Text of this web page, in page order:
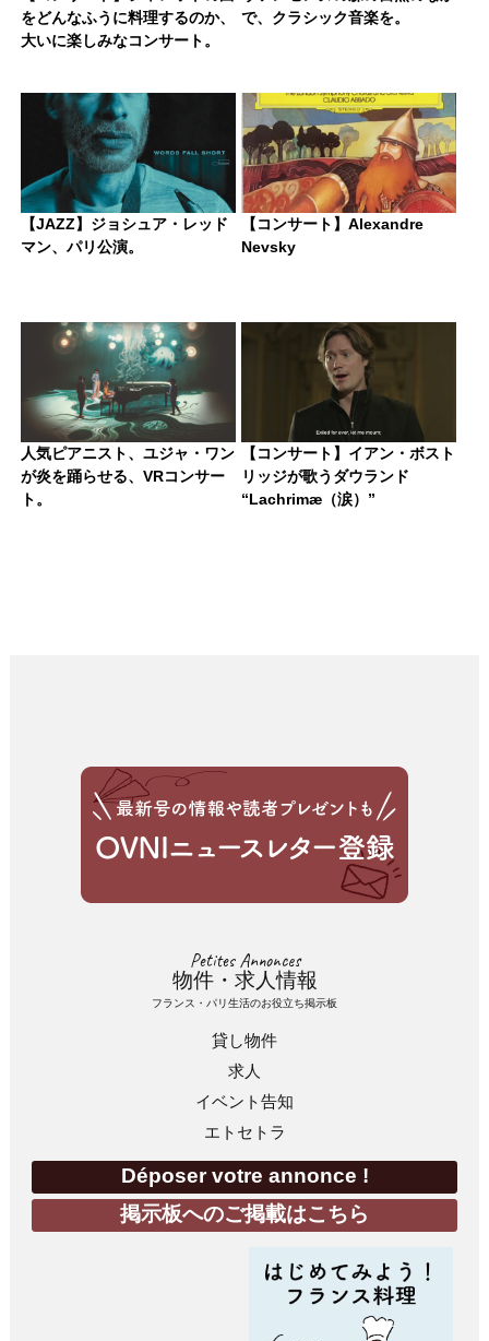
をどんなふうに料理するのか、
大いに楽しみなコンサート。
で、クラシック音楽を。
【JAZZ】ジョシュア・レッド
マン、パリ公演。
【コンサート】Alexandre
Nevsky
人気ピアニスト、ユジャ・ワン
が炎を踊らせる、VRコンサー
ト。
【コンサート】イアン・ボスト
リッジが歌うダウランド
“Lachrimæ（涙）”
Petites Annonces
物件・求人情報
フランス・パリ生活のお役立ち掲示板
貸し物件
求人
イベント告知
エトセトラ
Déposer votre annonce !
掲示板へのご掲載はこちら